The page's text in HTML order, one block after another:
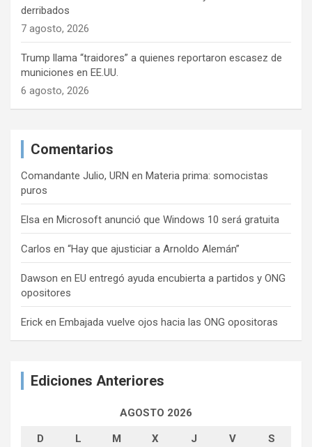
derribados
7 agosto, 2026
Trump llama “traidores” a quienes reportaron escasez de
municiones en EE.UU.
6 agosto, 2026
Comentarios
Comandante Julio, URN en Materia prima: somocistas
puros
Elsa en Microsoft anunció que Windows 10 será gratuita
Carlos en “Hay que ajusticiar a Arnoldo Alemán”
Dawson en EU entregó ayuda encubierta a partidos y ONG
opositores
Erick en Embajada vuelve ojos hacia las ONG opositoras
Ediciones Anteriores
AGOSTO 2026
D L M X J V S